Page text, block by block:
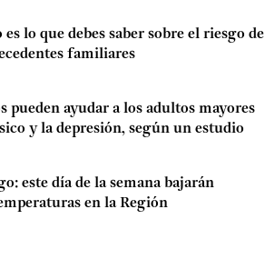
lo que debes saber sobre el riesgo de
familiares
pueden ayudar a los adultos mayores
y la depresión, según un estudio
este día de la semana bajarán
en la Región